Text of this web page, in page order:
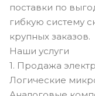
поставки по
гибкую систему
крупных заказов.
Наши услуги
1. Продажа
Логические